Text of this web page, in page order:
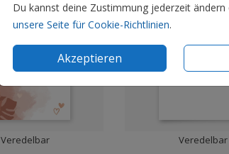
Du kannst deine Zustimmung jederzeit
unsere Seite für Cookie-Richtlinien.
Akzeptieren
Veredelbar Veredelbar